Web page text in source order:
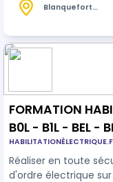
de protection.
Blanquefort
FORMATION
B0L - B1L - BEL -
Réaliser en toute
d'ordre électrique